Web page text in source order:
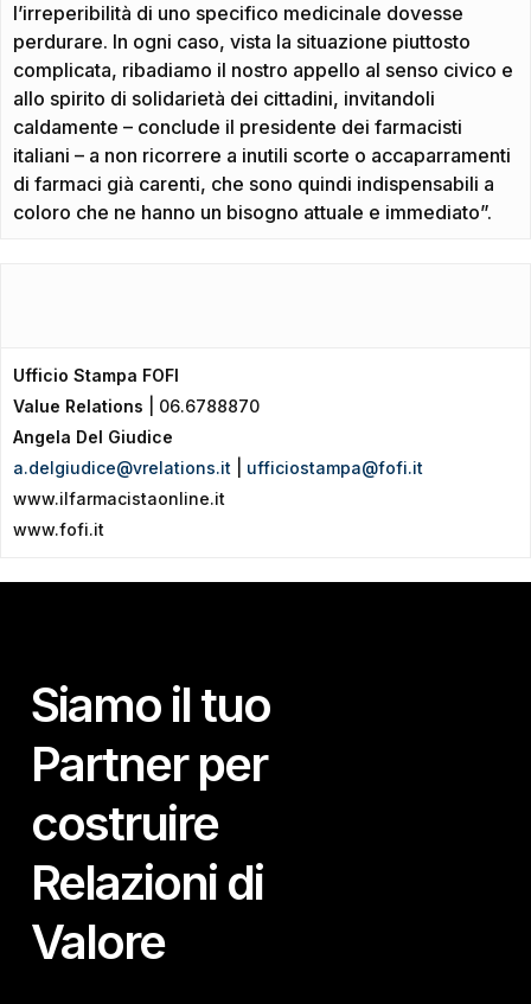
l’irreperibilità di uno specifico medicinale dovesse
perdurare. In ogni caso, vista la situazione piuttosto
complicata, ribadiamo il nostro appello al senso civico e
allo spirito di solidarietà dei cittadini, invitandoli
caldamente – conclude il presidente dei farmacisti
italiani – a non ricorrere a inutili scorte o accaparramenti
di farmaci già carenti, che sono quindi indispensabili a
coloro che ne hanno un bisogno attuale e immediato”.
Ufficio Stampa FOFI
Value Relations | 06.6788870
Angela Del Giudice
a.delgiudice@vrelations.it
ufficiostampa@fofi.it
www.ilfarmacistaonline.it
www.fofi.it
Siamo il tuo
Partner per
costruire
Relazioni di
Valore